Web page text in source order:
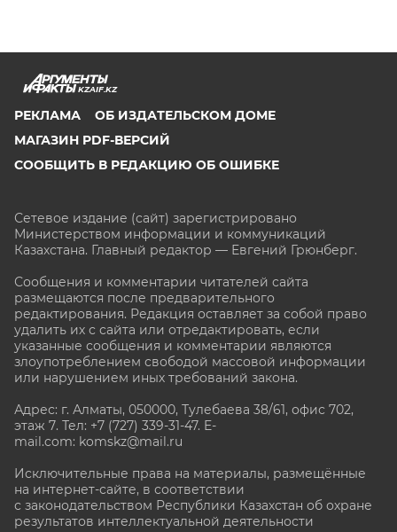
KZAIF.KZ
РЕКЛАМА
ОБ ИЗДАТЕЛЬСКОМ ДОМЕ
МАГАЗИН PDF-ВЕРСИЙ
СООБЩИТЬ В РЕДАКЦИЮ ОБ ОШИБКЕ
Сетевое издание (сайт) зарегистрировано
Министерством информации и коммуникаций
Казахстана. Главный редактор — Евгений Грюнберг.
Сообщения и комментарии читателей сайта
размещаются после предварительного
редактирования. Редакция оставляет за собой право
удалить их с сайта или отредактировать, если
указанные сообщения и комментарии являются
злоупотреблением свободой массовой информации
или нарушением иных требований закона.
Адрес: г. Алматы, 050000, Тулебаева 38/61, офис 702,
этаж 7. Тел: +7 (727) 339-31-47. E-
mail.com: komskz@mail.ru
Исключительные права на материалы, размещённые
на интернет-сайте, в соответствии
с законодательством Республики Казахстан об охране
результатов интеллектуальной деятельности